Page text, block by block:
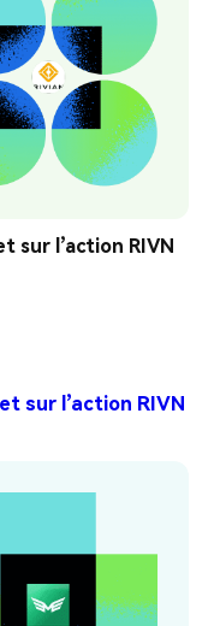
sur l’action RIVN
sur l’action RIVN